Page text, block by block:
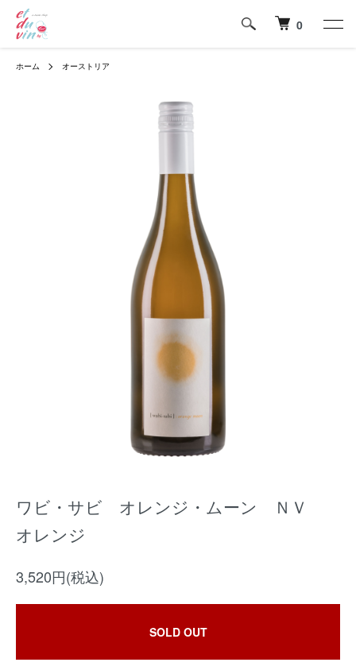
0
ホーム オーストリア
ワビ・サビ オレンジ・ムーン ＮＶ
オレンジ
3,520円(税込)
SOLD OUT